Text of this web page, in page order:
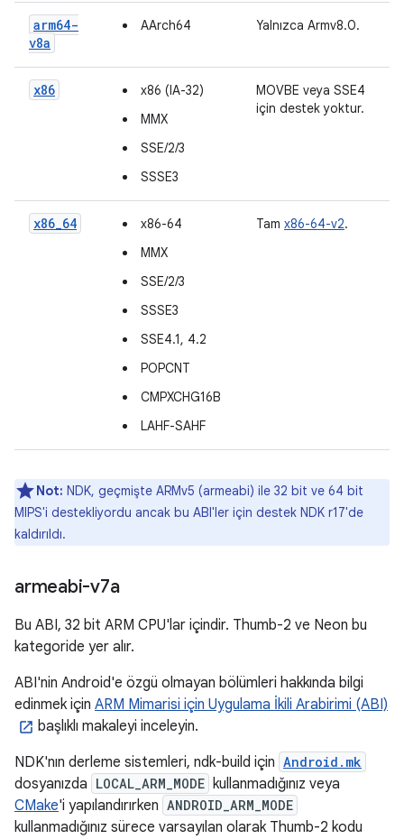
arm64-
v8a
AArch64 Yalnızca Armv8.0.
x86
x86 (IA-32)
MMX
SSE/2/3
SSSE3
MOVBE veya SSE4
için destek yoktur.
x86_64
x86-64
MMX
SSE/2/3
SSSE3
SSE4.1, 4.2
POPCNT
CMPXCHG16B
LAHF-SAHF
Tam x86-64-v2.
Not: NDK, geçmişte ARMv5 (armeabi) ile 32 bit ve 64 bit
MIPS'i destekliyordu ancak bu ABI'ler için destek NDK r17'de
kaldırıldı.
armeabi-v7a
Bu ABI, 32 bit ARM CPU'lar içindir. Thumb-2 ve Neon bu
kategoride yer alır.
ABI'nin Android'e özgü olmayan bölümleri hakkında bilgi
edinmek için ARM Mimarisi için Uygulama İkili Arabirimi (ABI)
başlıklı makaleyi inceleyin.
NDK'nın derleme sistemleri, ndk-build için Android.mk
dosyanızda LOCAL_ARM_MODE kullanmadığınız veya
CMake'i yapılandırırken ANDROID_ARM_MODE
kullanmadığınız sürece varsayılan olarak Thumb-2 kodu